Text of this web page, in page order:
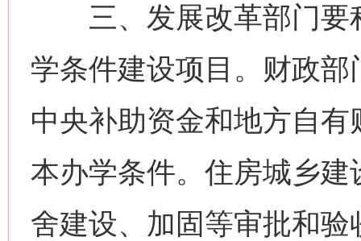
三、发展改革部门要
学条件建设项目。财政
中央补助资金和地方自
本办学条件。住房城乡
舍建设、加固等审批和